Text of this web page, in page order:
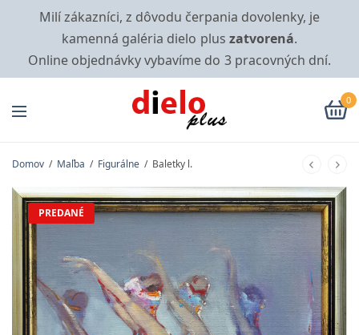
Milí zákazníci, z dôvodu čerpania dovolenky, je
kamenná galéria dielo plus zatvorená.
Online objednávky vybavíme do 3 pracovných dní.
0
Domov / Maľba / Figurálne / Baletky l.
PREDANÉ